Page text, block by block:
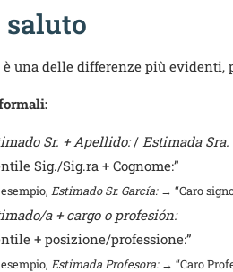
saluto
è una delle differenze più
Sr. + Apellido:/ Estimada
Sig./Sig.ra + Cognome:”
Estimado Sr. García:→ “Caro
a + cargo o profesión:
+ posizione/professione:”
Estimada Profesora:→ “Caro